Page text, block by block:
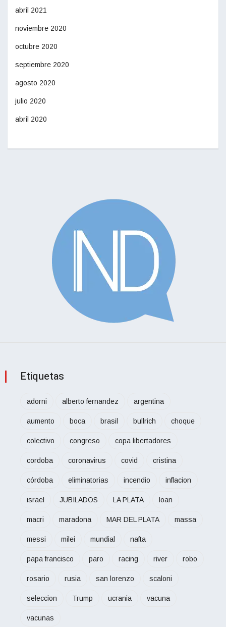
abril 2021
noviembre 2020
octubre 2020
septiembre 2020
agosto 2020
julio 2020
abril 2020
Etiquetas
adorni alberto fernandez argentina
aumento boca brasil bullrich choque
colectivo congreso copa libertadores
cordoba coronavirus covid cristina
córdoba eliminatorias incendio inflacion
israel JUBILADOS LA PLATA loan
macri maradona MAR DEL PLATA massa
messi milei mundial nafta
papa francisco paro racing river robo
rosario rusia san lorenzo scaloni
seleccion Trump ucrania vacuna
vacunas